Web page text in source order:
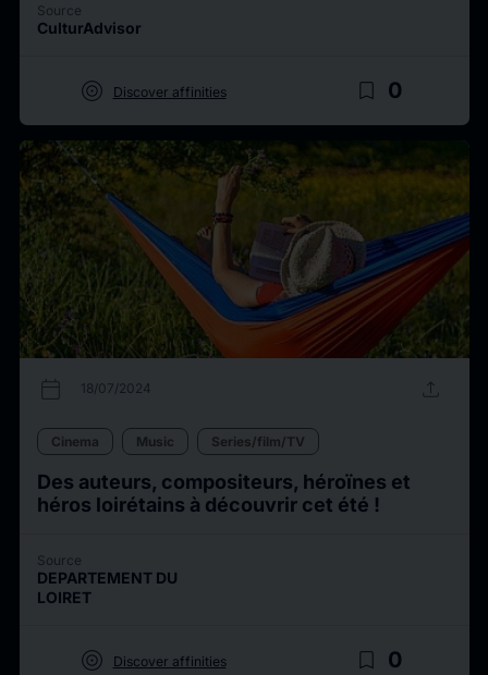
Source
CulturAdvisor
target Discover affinities bookmark_border 0
calendar_today 18/07/2024 upload
Cinema Music Series/film/TV
Des auteurs, compositeurs, héroïnes et
héros loirétains à découvrir cet été !
Source
DEPARTEMENT DU
LOIRET
target Discover affinities bookmark_border 0